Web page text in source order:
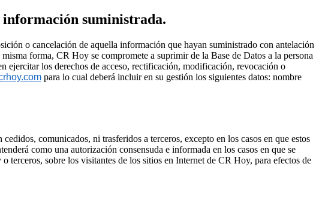
información suministrada.
o cancelación de aquella información que hayan suministrado con antelación
forma, CR Hoy se compromete a suprimir de la Base de Datos a la persona
ejercitar los derechos de acceso, rectificación, modificación, revocación o
para lo cual deberá incluir en su gestión los siguientes datos: nombre
comunicados, ni trasferidos a terceros, excepto en los casos en que estos
como una autorización consensuda e informada en los casos en que se
sobre los visitantes de los sitios en Internet de CR Hoy, para efectos de